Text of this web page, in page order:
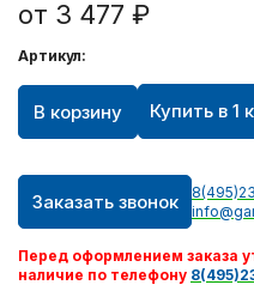
от 3 477 ₽
Артикул:
В корзину Купить в 1
Заказать звонок
Перед оформлением заказа
наличие по телефону